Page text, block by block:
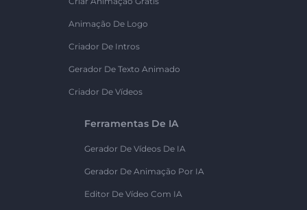
Animação De Logo
Criador De Intros
Gerador De Texto Animado
Criador De Vídeos
Ferramentas De IA
Gerador De Vídeos De IA
Gerador De Animação Por IA
Editor De Vídeo Com IA